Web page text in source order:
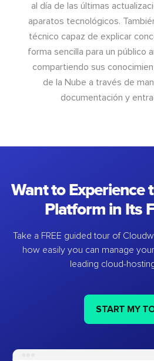
al día de las últimas
aparatos tecnológicos.
técnico capaz de explicar
forma sencilla para un público
compartiendo sus
de la Nube a través de
documentación y
Want to Experience
Platform in Its
Take a FREE guided tour of
how easily you can manage
leading cloud-
START MY